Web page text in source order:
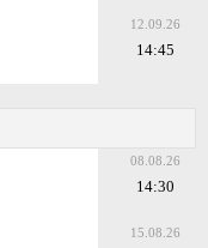
12.09.26
14:45
08.08.26
14:30
15.08.26